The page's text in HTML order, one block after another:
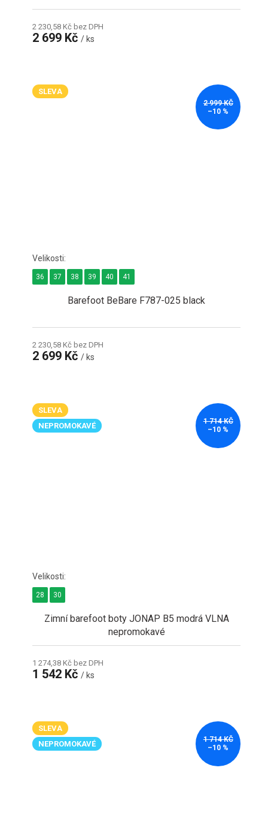
2 230,58 Kč bez DPH
2 699 Kč/ ks
SLEVA
2 999 KČ
–10 %
Barefoot BeBare F787-025 black
2 230,58 Kč bez DPH
2 699 Kč/ ks
36 37 38 39 40 41
SLEVA
NEPROMOKAVÉ
1 714 KČ
–10 %
Zimní barefoot boty JONAP B5 modrá VLNA
nepromokavé
1 274,38 Kč bez DPH
1 542 Kč/ ks
28 30
SLEVA
NEPROMOKAVÉ
1 714 KČ
–10 %